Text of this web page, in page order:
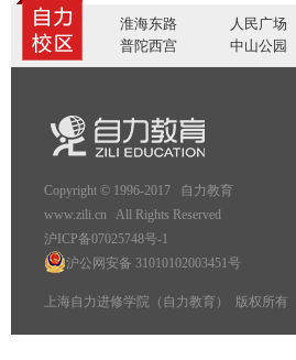
淮海东路 人民广场
普陀西宫
中山公园
Copyright © 1996-2017 自力教育
www.zili.cn All Rights Reserved
沪ICP备07025748号-1
沪公网安备 31010102003451号
上海自力进修学院（自力教育） 版权所有